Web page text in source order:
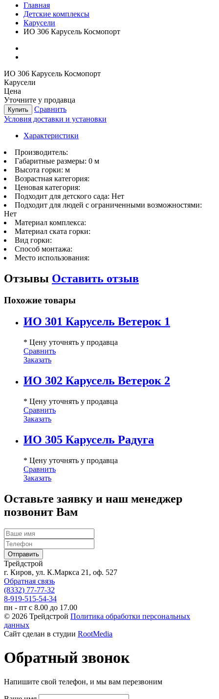
Главная
Детские комплексы
Карусели
ИО 306 Карусель Космопорт
ИО 306 Карусель Космопорт
Карусели
Цена
Уточните у продавца
Купить
Сравнить
Условия доставки и установки
Характеристики
Производитель:
Габаритные размеры: 0 м
Высота горки: м
Возрастная категория:
Ценовая категория:
Подходит для детского сада: Нет
Подходит для людей с ограниченными возможностями:
Нет
Материал комплекса:
Материал ската горки:
Вид горки:
Способ монтажа:
Место использования:
Отзывы Оставить отзыв
Похожие товары
ИО 301 Карусель Ветерок 1
* Цену уточнять у продавца
Сравнить
Заказать
ИО 302 Карусель Ветерок 2
* Цену уточнять у продавца
Сравнить
Заказать
ИО 305 Карусель Радуга
* Цену уточнять у продавца
Сравнить
Заказать
Оставьте заявку и наш менеджер
позвонит Вам
Трейдстрой
г. Киров, ул. К.Маркса 21, оф. 527
Обратная связь
(8332) 77-77-32
8-919-515-54-34
пн - пт с 8.00 до 17.00
© 2026 Трейдстрой Политика обработки персональных
данных
Сайт сделан в студии RootMedia
Обратный звонок
Напишите свой телефон, и мы вам перезвоним